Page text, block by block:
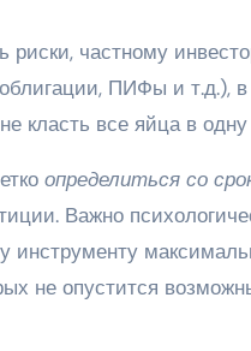
частному
ПИФы и т.д.),
класть все яйца в
определиться со
Важно
инструменту
не опустится